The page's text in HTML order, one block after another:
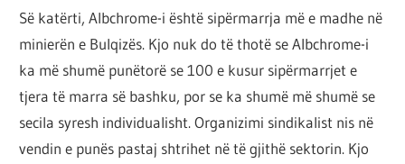
Së katërti, Albchrome-i është sipërmarrja më e madhe në
minierën e Bulqizës. Kjo nuk do të thotë se Albchrome-i
ka më shumë punëtorë se 100 e kusur sipërmarrjet e
tjera të marra së bashku, por se ka shumë më shumë se
secila syresh individualisht. Organizimi sindikalist nis në
vendin e punës pastaj shtrihet në të gjithë sektorin. Kjo